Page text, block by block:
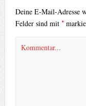
Deine E-Mail-Adresse
Felder sind mit *